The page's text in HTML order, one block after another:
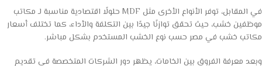
في المقابل، توفر الأنواع الأخرى مثل MDF حلولًا اقتصادية مناسبة لـ مكاتب
موظفين خشب، حيث تحقق توازنًا جيدًا بين التكلفة والأداء، كما تختلف أسعار
مكاتب خشب في مصر حسب نوع الخشب المستخدم بشكل مباشر.
وبعد معرفة الفروق بين الخامات، يظهر دور الشركات المتخصصة في تقديم